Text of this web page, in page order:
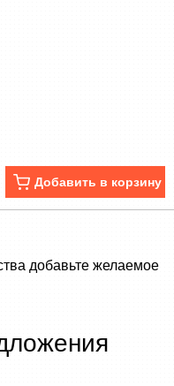
Добавить в корзину
добавьте желаемое